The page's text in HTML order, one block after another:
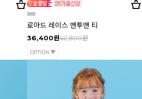
로아드 레이스 맨투맨 티
36,400원42,800원